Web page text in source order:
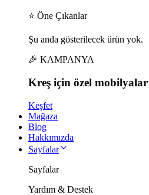
⭐ Öne Çıkanlar
Şu anda gösterilecek ürün yok.
🎉 KAMPANYA
Kreş için özel mobilyalar
Keşfet
Mağaza
Blog
Hakkımızda
Sayfalar
Sayfalar
Yardım & Destek